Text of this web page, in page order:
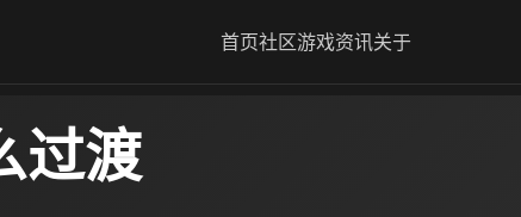
首页社区游戏资讯关于
过渡